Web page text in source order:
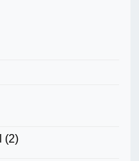
(2)